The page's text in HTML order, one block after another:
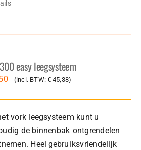
easy leegsysteem
- (incl. BTW:€ 45,38)
vork leegsysteem kunt u
de binnenbak ontgrendelen
Heel gebruiksvriendelijk